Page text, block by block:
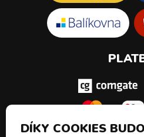
DÍKY COOKIES